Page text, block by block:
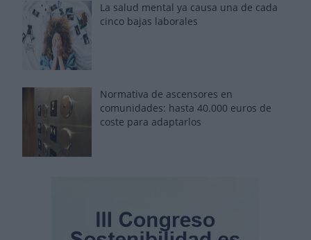
La salud mental ya causa una de cada
cinco bajas laborales
Normativa de ascensores en
comunidades: hasta 40.000 euros de
coste para adaptarlos